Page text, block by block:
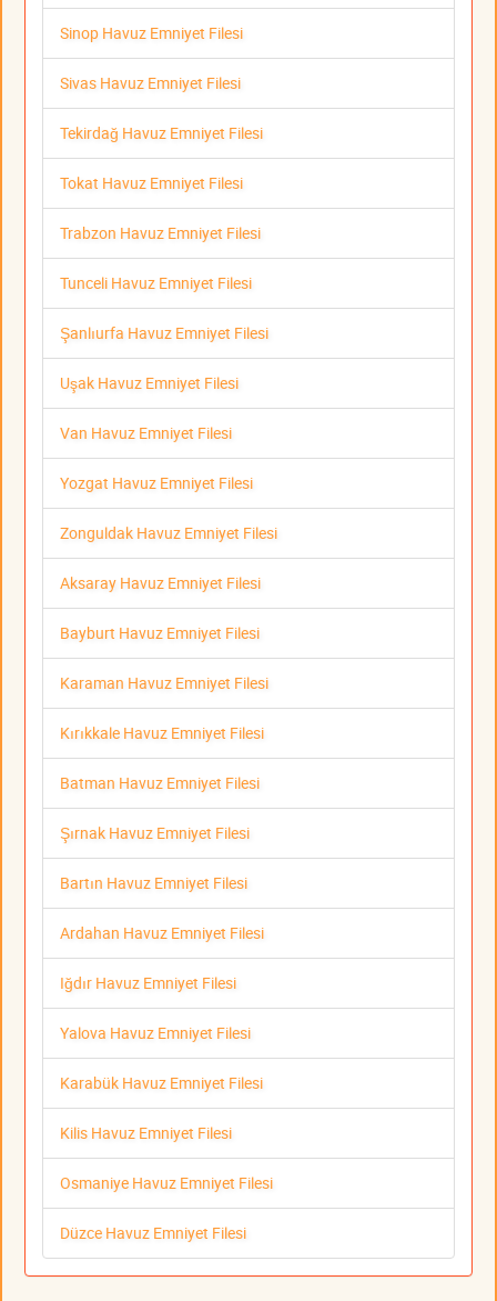
Sinop Havuz Emniyet Filesi
Sivas Havuz Emniyet Filesi
Tekirdağ Havuz Emniyet Filesi
Tokat Havuz Emniyet Filesi
Trabzon Havuz Emniyet Filesi
Tunceli Havuz Emniyet Filesi
Şanlıurfa Havuz Emniyet Filesi
Uşak Havuz Emniyet Filesi
Van Havuz Emniyet Filesi
Yozgat Havuz Emniyet Filesi
Zonguldak Havuz Emniyet Filesi
Aksaray Havuz Emniyet Filesi
Bayburt Havuz Emniyet Filesi
Karaman Havuz Emniyet Filesi
Kırıkkale Havuz Emniyet Filesi
Batman Havuz Emniyet Filesi
Şırnak Havuz Emniyet Filesi
Bartın Havuz Emniyet Filesi
Ardahan Havuz Emniyet Filesi
Iğdır Havuz Emniyet Filesi
Yalova Havuz Emniyet Filesi
Karabük Havuz Emniyet Filesi
Kilis Havuz Emniyet Filesi
Osmaniye Havuz Emniyet Filesi
Düzce Havuz Emniyet Filesi